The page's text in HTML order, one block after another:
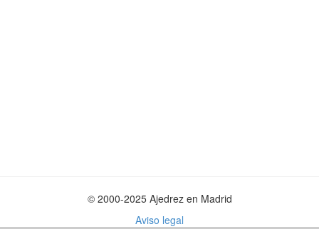
© 2000-2025 Ajedrez en Madrid
Aviso legal